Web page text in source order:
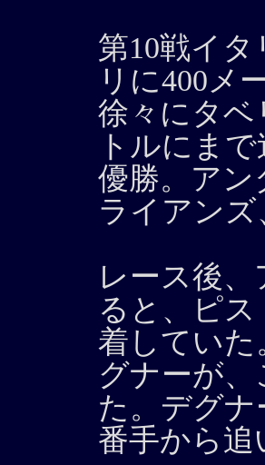
第10戦イ
リに400メ
徐々にタベ
トルにま
優勝。アン
ライアン
レース後
ると、ピ
着していた
グナーが
た。デグ
番手から追